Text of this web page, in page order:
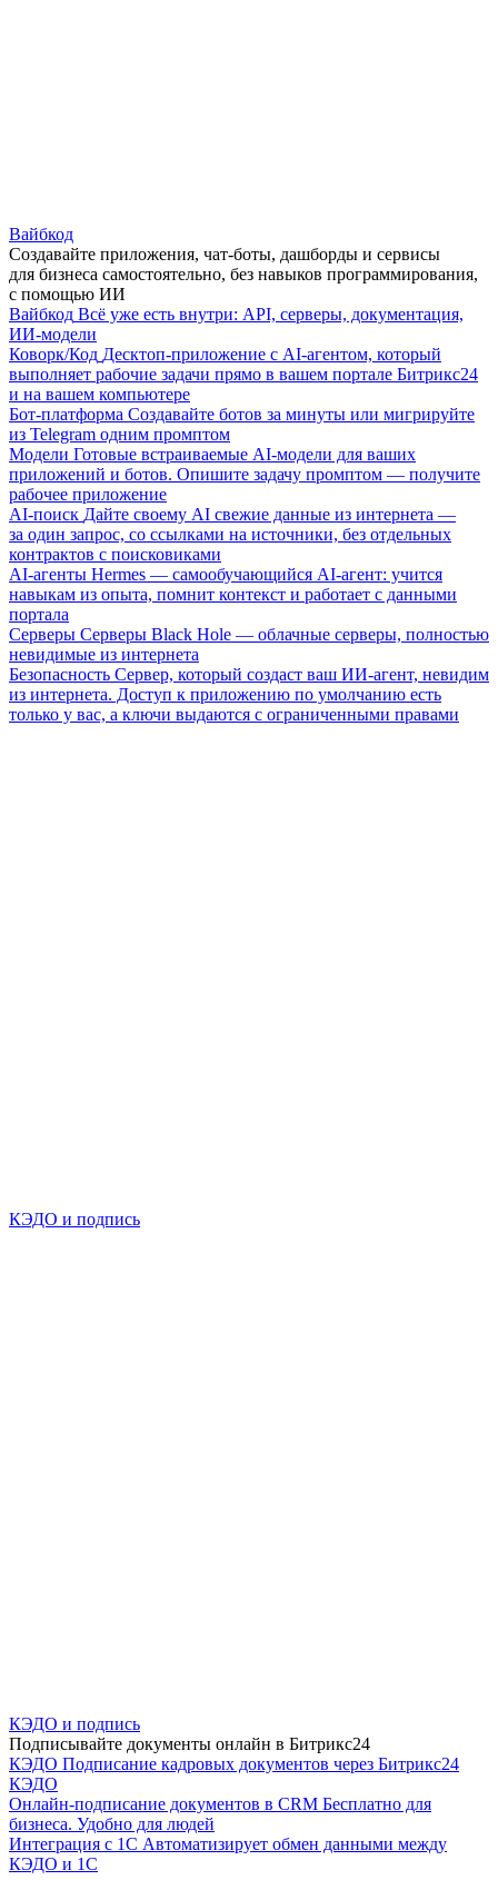
Вайбкод
Создавайте приложения, чат-боты, дашборды и сервисы
для бизнеса самостоятельно, без навыков программирования,
с помощью ИИ
Вайбкод Всё уже есть внутри: API, серверы, документация,
ИИ-модели
Коворк/Код Десктоп-приложение с AI-агентом, который
выполняет рабочие задачи прямо в вашем портале Битрикс24
и на вашем компьютере
Бот-платформа Создавайте ботов за минуты или мигрируйте
из Telegram одним промптом
Модели Готовые встраиваемые AI-модели для ваших
приложений и ботов. Опишите задачу промптом — получите
рабочее приложение
AI-поиск Дайте своему AI свежие данные из интернета —
за один запрос, со ссылками на источники, без отдельных
контрактов с поисковиками
AI-агенты Hermes — самообучающийся AI-агент: учится
навыкам из опыта, помнит контекст и работает с данными
портала
Серверы Серверы Black Hole — облачные серверы, полностью
невидимые из интернета
Безопасность Сервер, который создаст ваш ИИ-агент, невидим
из интернета. Доступ к приложению по умолчанию есть
только у вас, а ключи выдаются с ограниченными правами
КЭДО и подпись
КЭДО и подпись
Подписывайте документы онлайн в Битрикс24
КЭДО Подписание кадровых документов через Битрикс24
КЭДО
Онлайн-подписание документов в CRM Бесплатно для
бизнеса. Удобно для людей
Интеграция с 1С Автоматизирует обмен данными между
КЭДО и 1С